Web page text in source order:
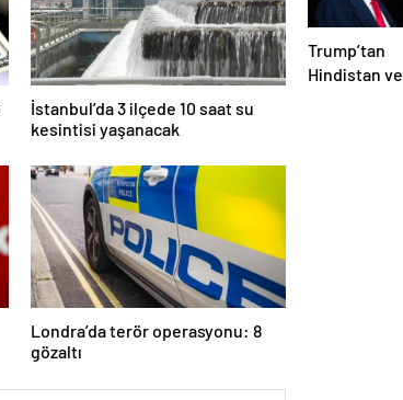
İstanbul’da 3 ilçede 10 saat su
kesintisi yaşanacak
Londra’da terör operasyonu: 8
gözaltı
Trump’tan
Hindistan ve